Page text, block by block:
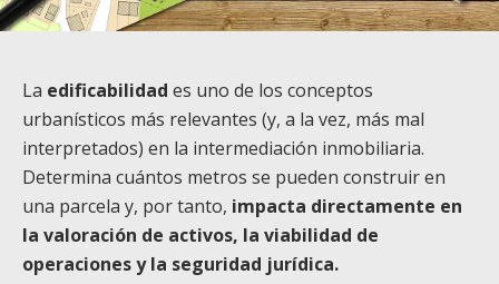
La edificabilidad es uno de los conceptos
urbanísticos más relevantes (y, a la vez, más mal
interpretados) en la intermediación inmobiliaria.
Determina cuántos metros se pueden construir en
una parcela y, por tanto, impacta directamente en
la valoración de activos, la viabilidad de
operaciones y la seguridad jurídica.